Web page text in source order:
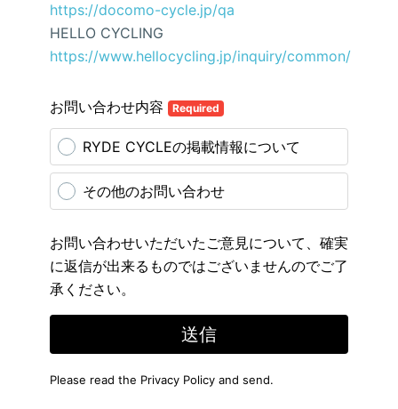
https://docomo-cycle.jp/qa
HELLO CYCLING
https://www.hellocycling.jp/inquiry/common/
お問い合わせ内容 Required
RYDE CYCLEの掲載情報について
その他のお問い合わせ
お問い合わせいただいたご意見について、確実
に返信が出来るものではございませんのでご了
承ください。
送信
Please read the Privacy Policy and send.